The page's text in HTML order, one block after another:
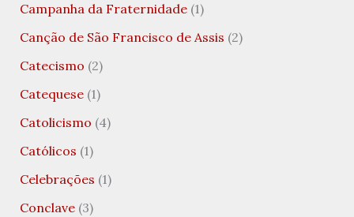
Campanha da Fraternidade(1)
Canção de São Francisco de Assis (2)
Catecismo (2)
Catequese(1)
Catolicismo (4)
Católicos (1)
Celebrações (1)
Conclave(3)